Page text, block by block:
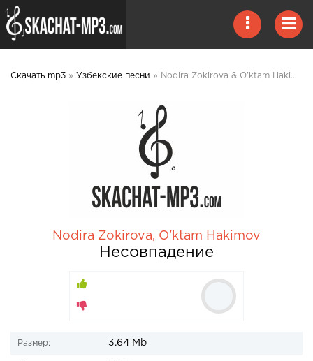
Скачать mp3 » Узбекские песни » Nodira Zokirova & O'ktam Hakimov - Несовпадение mp3 скачать
Nodira Zokirova, O'ktam Hakimov
Несовпадение
Размер: 3.64 Mb